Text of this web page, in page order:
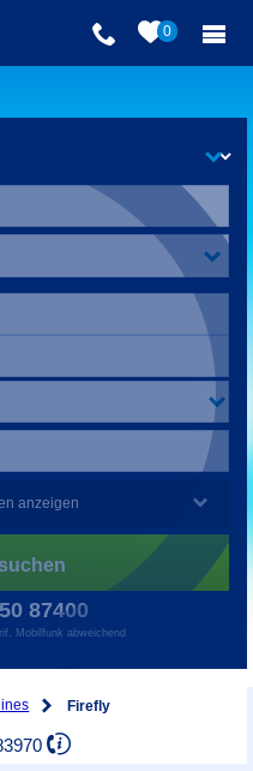
0
anzeigen
87400
Mobilfunk abweichend
Firefly